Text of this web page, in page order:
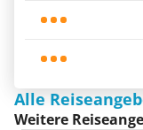
Alle
Weitere